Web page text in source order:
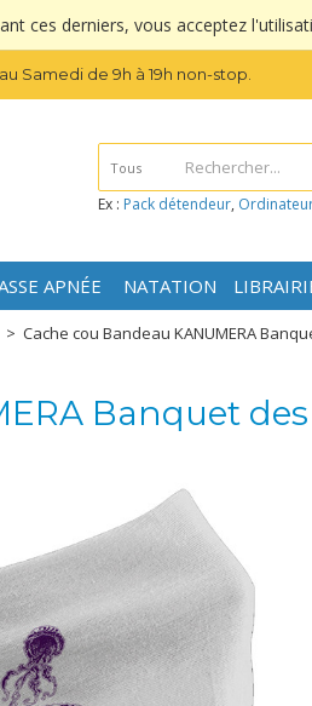
ces derniers, vous acceptez
Samedi de 9h à 19h non-stop.
APNÉE NATATION
Tous
Ex : Pack détendeur,
> Cache cou Bandeau KANUMERA
Banquet